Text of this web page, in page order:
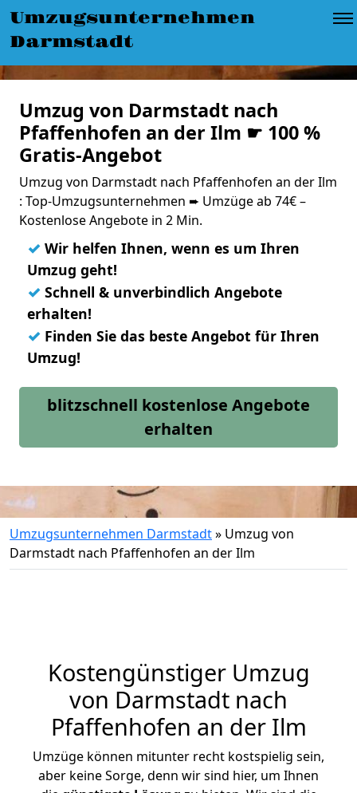
Umzugsunternehmen
Darmstadt
Umzug von Darmstadt nach
Pfaffenhofen an der Ilm ☛ 100 %
Gratis-Angebot
Umzug von Darmstadt nach Pfaffenhofen an der Ilm
: Top-Umzugsunternehmen ➨ Umzüge ab 74€ –
Kostenlose Angebote in 2 Min.
✓ Wir helfen Ihnen, wenn es um Ihren
Umzug geht!
✓ Schnell & unverbindlich Angebote
erhalten!
✓ Finden Sie das beste Angebot für Ihren
Umzug!
blitzschnell kostenlose Angebote
erhalten
Umzugsunternehmen Darmstadt» Umzug von
Darmstadt nach Pfaffenhofen an der Ilm
Kostengünstiger Umzug
von Darmstadt nach
Pfaffenhofen an der Ilm
Umzüge können mitunter recht kostspielig sein,
aber keine Sorge, denn wir sind hier, um Ihnen